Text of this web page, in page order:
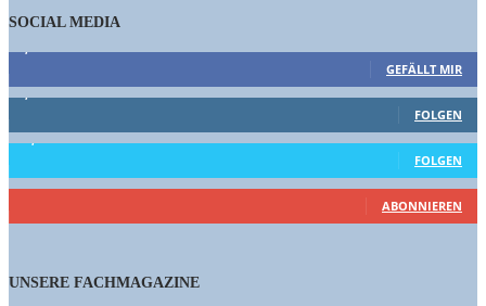
SOCIAL MEDIA
GEFÄLLT MIR
1,662 Follower
FOLGEN
15,658 Follower
FOLGEN
461 Abonnenten
ABONNIEREN
UNSERE FACHMAGAZINE